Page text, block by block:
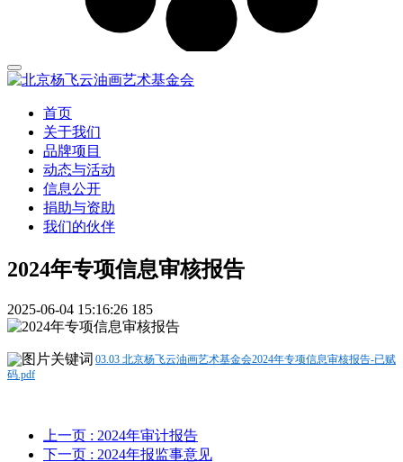
首页
关于我们
品牌项目
动态与活动
信息公开
捐助与资助
我们的伙伴
2024年专项信息审核报告
2025-06-04 15:16:26 185
03.03 北京杨飞云油画艺术基金会2024年专项信息审核报告-已赋
码.pdf
上一页 : 2024年审计报告
下一页 : 2024年报监事意见